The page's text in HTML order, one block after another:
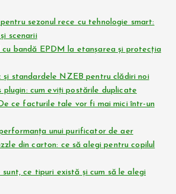
sezonul rece cu tehnologie smart:
scenarii
bandă EPDM la etanșarea și protecția
standardele NZEB pentru clădiri noi
plugin: cum eviți postările duplicate
ce facturile tale vor fi mai mici într-un
unui purificator de aer
din carton: ce să alegi pentru copilul
sunt, ce tipuri există și cum să le alegi